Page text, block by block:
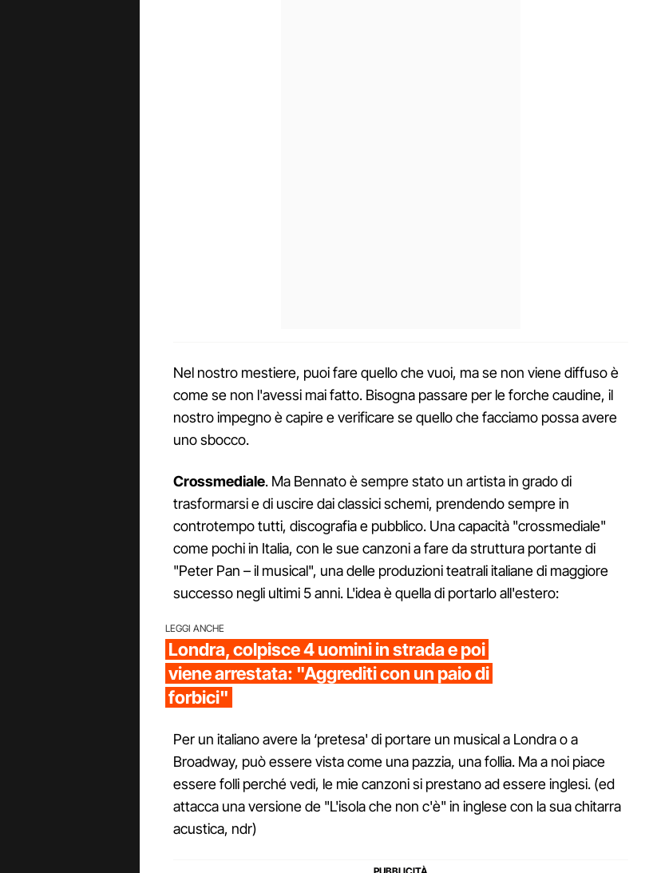
Nel nostro mestiere, puoi fare quello che vuoi, ma se non viene diffuso è
come se non l'avessi mai fatto. Bisogna passare per le forche caudine, il
nostro impegno è capire e verificare se quello che facciamo possa avere
uno sbocco.
Crossmediale. Ma Bennato è sempre stato un artista in grado di
trasformarsi e di uscire dai classici schemi, prendendo sempre in
controtempo tutti, discografia e pubblico. Una capacità "crossmediale"
come pochi in Italia, con le sue canzoni a fare da struttura portante di
"Peter Pan – il musical", una delle produzioni teatrali italiane di maggiore
successo negli ultimi 5 anni. L'idea è quella di portarlo all'estero:
LEGGI ANCHE
Londra, colpisce 4 uomini in strada e poi
viene arrestata: "Aggrediti con un paio di
forbici"
Per un italiano avere la ‘pretesa' di portare un musical a Londra o a
Broadway, può essere vista come una pazzia, una follia. Ma a noi piace
essere folli perché vedi, le mie canzoni si prestano ad essere inglesi. (ed
attacca una versione de "L'isola che non c'è" in inglese con la sua chitarra
acustica, ndr)